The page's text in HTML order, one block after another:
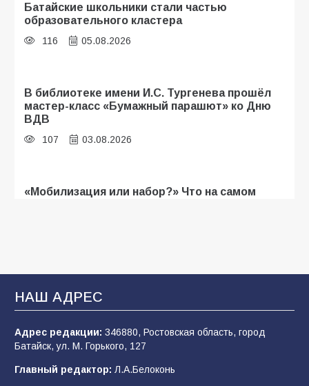
Батайские школьники стали частью
образовательного кластера
116 05.08.2026
В библиотеке имени И.С. Тургенева прошёл
мастер-класс «Бумажный парашют» ко Дню
ВДВ
107 03.08.2026
«Мобилизация или набор?» Что на самом
В Батайске продолжаются дорожные работы
104 04.08.2026
после выборов: в Госдуме дали ответ
НАШ АДРЕС
Адрес редакции: 346880, Ростовская область, город
Батайск, ул. М. Горького, 127
Главный редактор: Л.А.Белоконь